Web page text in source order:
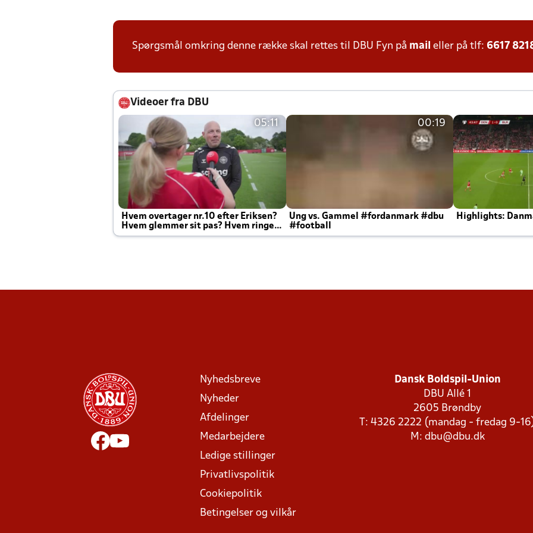
Spørgsmål omkring denne række skal rettes til DBU Fyn på mail eller på tlf: 6617
Videoer fra DBU
05:11
Hvem overtager nr.10 efter Eriksen?
Hvem glemmer sit pas? Hvem ringer
Joachim altid til efter kampe?
00:19
Ung vs. Gammel #fordanmark #dbu
#football
Highlights:
Nyhedsbreve
Nyheder
Afdelinger
Medarbejdere
Ledige stillinger
Privatlivspolitik
Cookiepolitik
Betingelser og vilkår
Dansk Boldspil-Union
DBU Allé 1
2605 Brøndby
T: 4326 2222 (mandag - fredag 9-
M: dbu@dbu.dk